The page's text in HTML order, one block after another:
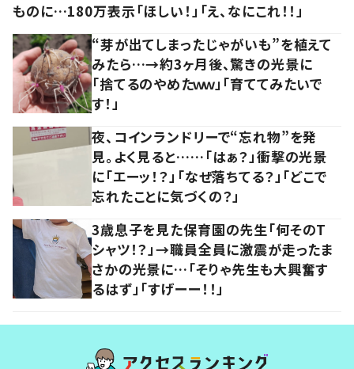
ものに…180万表示「ほしい！」「え、なにこれ！！」
“芽が出てしまったじゃがいも”を植えて
みたら…→約3ヶ月後、驚きの光景に
「捨てるのやめたｗｗ」「育ててみたいで
す！」
夜、コインランドリーで“忘れ物”を発
見。よく見ると……「はぁ？」衝撃の光景
に「エーッ！？」「なぜ落ちてる？」「どこで
忘れたことに気づくの？」
3歳息子を見た保育園の先生「何そのT
シャツ！？」→職員全員に激震が走ったま
さかの光景に…「そりゃ先生も大興奮す
るはず」「すげーー！！」